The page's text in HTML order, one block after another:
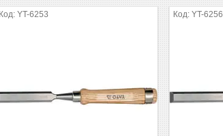
YT-6253 YT-6256